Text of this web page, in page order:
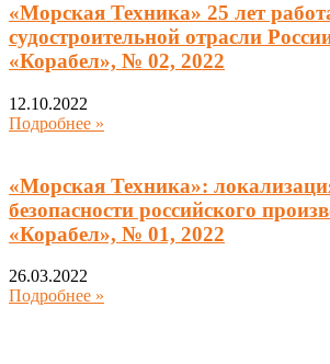
«Морская Техника» 25 лет
судостроительной отрасли
«Корабел», № 02, 2022
12.10.2022
Подробнее »
«Морская Техника»:
безопасности российского
«Корабел», № 01, 2022
26.03.2022
Подробнее »